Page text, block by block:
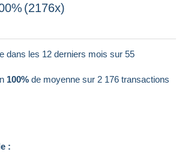
(2176x)
dans les 12 derniers mois sur 55
100% de moyenne sur 2 176 transactions
: